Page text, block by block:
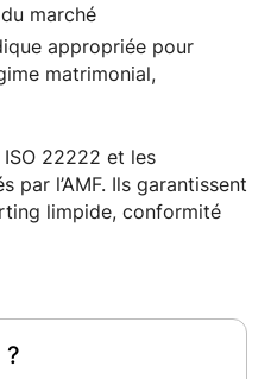
marché
appropriée pour
matrimonial,
ISO 22222 et les
par l’AMF. Ils garantissent
limpide, conformité
?